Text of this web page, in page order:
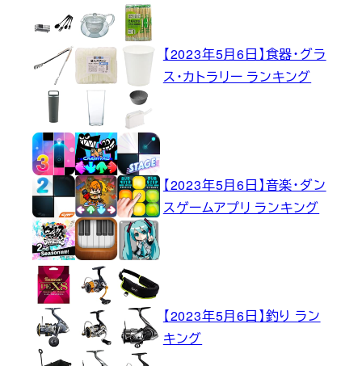
【2023年5月6日】食器・グラ
ス・カトラリー ランキング
【2023年5月6日】音楽・ダン
スゲームアプリ ランキング
【2023年5月6日】釣り ラン
キング